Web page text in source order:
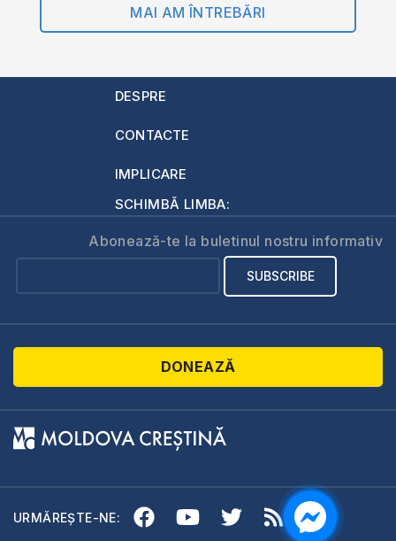
MAI AM ÎNTREBĂRI
DESPRE
CONTACTE
IMPLICARE
SCHIMBĂ LIMBA:
Abonează-te la buletinul nostru informativ
DONEAZĂ
URMĂREȘTE-NE: